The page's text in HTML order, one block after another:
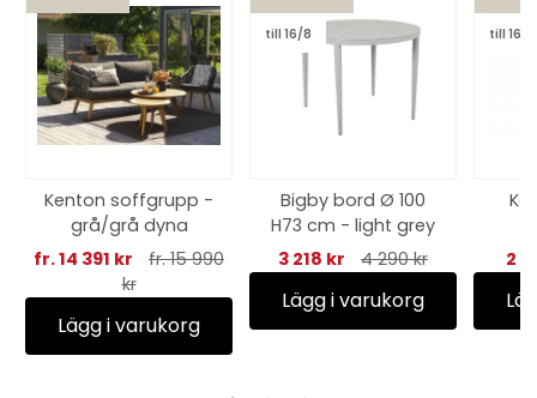
Kenton soffgrupp -
grå/grå dyna
fr. 14 391 kr
fr. 15 990
kr
Lägg i varukorg
till 16/8
Bigby bord Ø 100
H73 cm - light grey
3 218 kr
4 290 kr
Lägg i varukorg
till 16/8
2